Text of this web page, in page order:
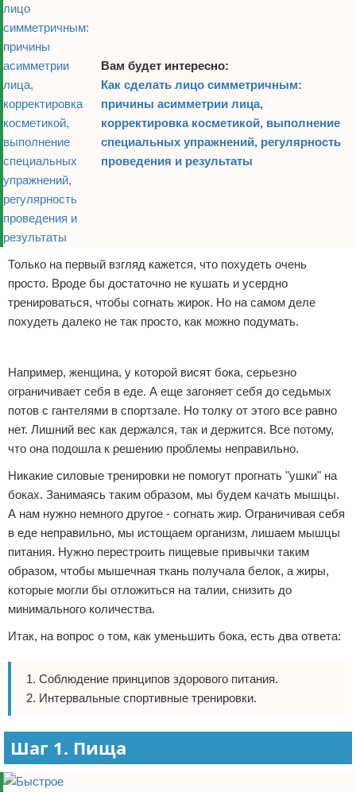
Вам будет интересно:
Как сделать лицо симметричным:
причины асимметрии лица,
корректировка косметикой, выполнение
специальных упражнений, регулярность
проведения и результаты
Только на первый взгляд кажется, что похудеть очень
просто. Вроде бы достаточно не кушать и усердно
тренироваться, чтобы согнать жирок. Но на самом деле
похудеть далеко не так просто, как можно подумать.
Например, женщина, у которой висят бока, серьезно
ограничивает себя в еде. А еще загоняет себя до седьмых
потов с гантелями в спортзале. Но толку от этого все равно
нет. Лишний вес как держался, так и держится. Все потому,
что она подошла к решению проблемы неправильно.
Никакие силовые тренировки не помогут прогнать "ушки" на
боках. Занимаясь таким образом, мы будем качать мышцы.
А нам нужно немного другое - согнать жир. Ограничивая себя
в еде неправильно, мы истощаем организм, лишаем мышцы
питания. Нужно перестроить пищевые привычки таким
образом, чтобы мышечная ткань получала белок, а жиры,
которые могли бы отложиться на талии, снизить до
минимального количества.
Итак, на вопрос о том, как уменьшить бока, есть два ответа:
Соблюдение принципов здорового питания.
Интервальные спортивные тренировки.
Шаг 1. Пища